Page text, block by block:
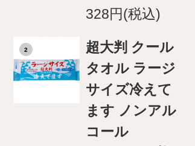
328円(税込)
2
超大判 クール
タオル ラージ
サイズ冷えて
ます ノンアル
コール